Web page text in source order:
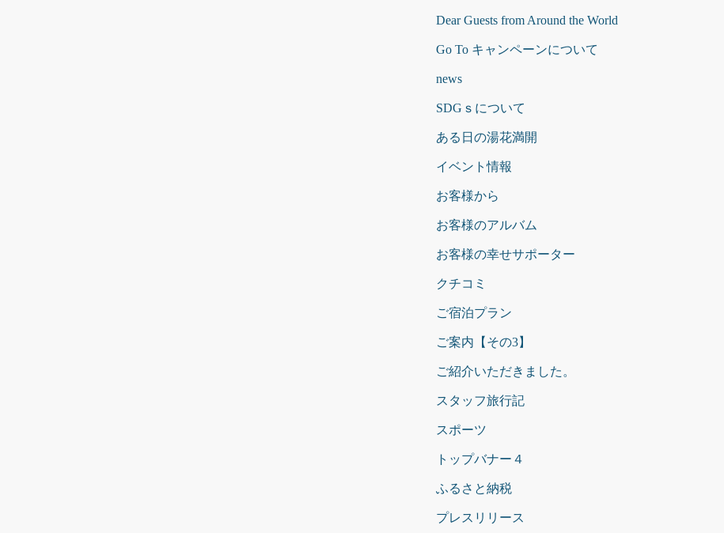
Dear Guests from Around the World
Go To キャンペーンについて
news
SDGｓについて
ある日の湯花満開
イベント情報
お客様から
お客様のアルバム
お客様の幸せサポーター
クチコミ
ご宿泊プラン
ご案内【その3】
ご紹介いただきました。
スタッフ旅行記
スポーツ
トップバナー４
ふるさと納税
プレスリリース